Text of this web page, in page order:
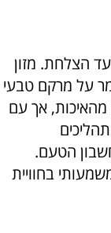
הצלחת. מזון
על מרקם טבעי
מהאיכות, אך עם
הטעם.
בחוויית